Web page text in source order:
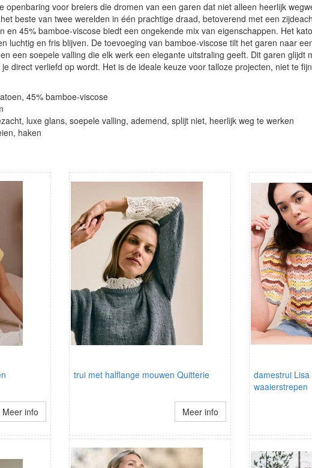
openbaring voor breiers die dromen van een garen dat niet alleen heerlijk
beste van twee werelden in één prachtige draad, betoverend met een
en 45% bamboe-viscose biedt een ongekende mix van eigenschappen. Het
luchtig en fris blijven. De toevoeging van bamboe-viscose tilt het garen naar
een soepele valling die elk werk een elegante uitstraling geeft. Dit garen
direct verliefd op wordt. Het is de ideale keuze voor talloze projecten, niet te
45% bamboe-viscose
luxe glans, soepele valling, ademend, splijt niet, heerlijk weg te werken
haken
Meer info
trui met halflange mouwen Quitterie
Meer info
damestrui
waaierstrepen